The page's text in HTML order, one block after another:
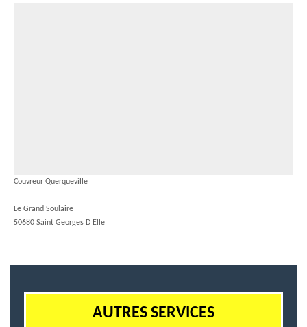
Couvreur Querqueville
Le Grand Soulaire
50680 Saint Georges D Elle
AUTRES SERVICES